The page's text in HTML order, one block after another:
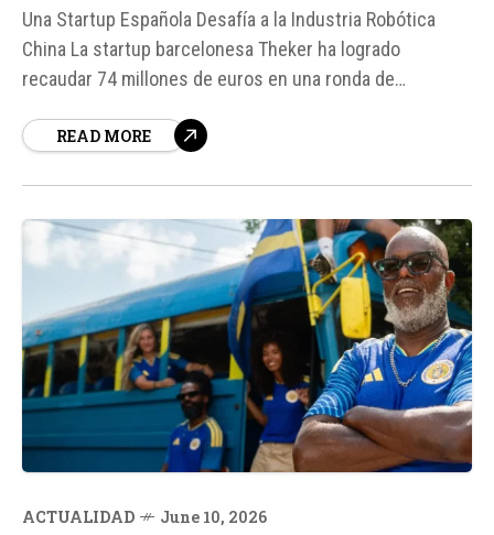
Una Startup Española Desafía a la Industria Robótica
China La startup barcelonesa Theker ha logrado
recaudar 74 millones de euros en una ronda de
con la participación de fondos españoles como K Fund,
READ MORE
ACTUALIDAD June 10, 2026